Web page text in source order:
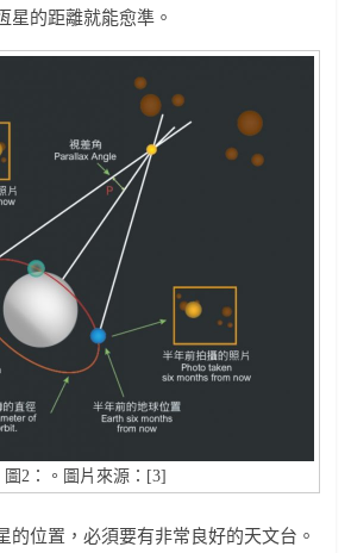
星的距離就能愈準。
圖2：。圖片來源：[3]
的位置，必須要有非常良好的天文台。